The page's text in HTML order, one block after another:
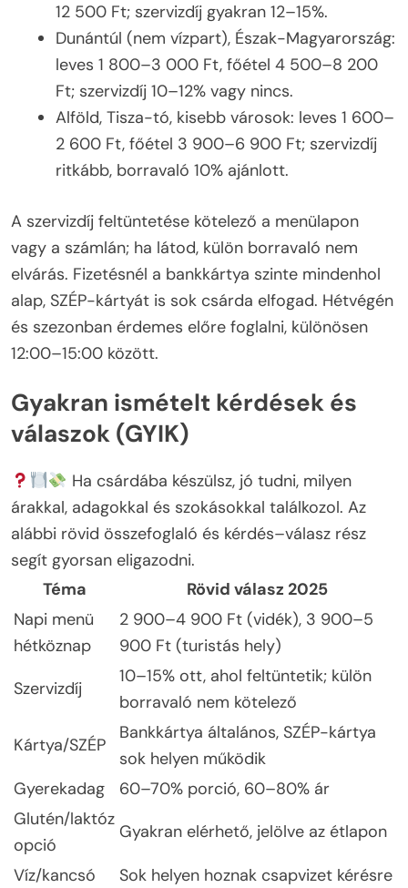
12 500 Ft; szervizdíj gyakran 12–15%.
Dunántúl (nem vízpart), Észak-Magyarország:
leves 1 800–3 000 Ft, főétel 4 500–8 200
Ft; szervizdíj 10–12% vagy nincs.
Alföld, Tisza-tó, kisebb városok: leves 1 600–
2 600 Ft, főétel 3 900–6 900 Ft; szervizdíj
ritkább, borravaló 10% ajánlott.
A szervizdíj feltüntetése kötelező a menülapon
vagy a számlán; ha látod, külön borravaló nem
elvárás. Fizetésnél a bankkártya szinte mindenhol
alap, SZÉP-kártyát is sok csárda elfogad. Hétvégén
és szezonban érdemes előre foglalni, különösen
12:00–15:00 között.
Gyakran ismételt kérdések és
válaszok (GYIK)
Ha csárdába készülsz, jó tudni, milyen
árakkal, adagokkal és szokásokkal találkozol. Az
alábbi rövid összefoglaló és kérdés–válasz rész
segít gyorsan eligazodni.
Téma
Rövid válasz 2025
Napi menü
hétköznap
2 900–4 900 Ft (vidék), 3 900–5
900 Ft (turistás hely)
Szervizdíj
10–15% ott, ahol feltüntetik; külön
borravaló nem kötelező
Kártya/SZÉP
Bankkártya általános, SZÉP-kártya
sok helyen működik
Gyerekadag
60–70% porció, 60–80% ár
Glutén/laktóz
opció
Gyakran elérhető, jelölve az étlapon
Víz/kancsó
Sok helyen hoznak csapvizet kérésre